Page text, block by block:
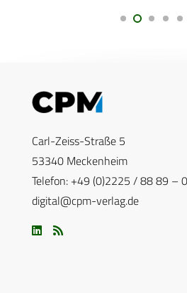
Carl-Zeiss-Straße 5
53340 Meckenheim
Telefon: +49 (0)2225 / 88 89 – 0
digital@cpm-verlag.de